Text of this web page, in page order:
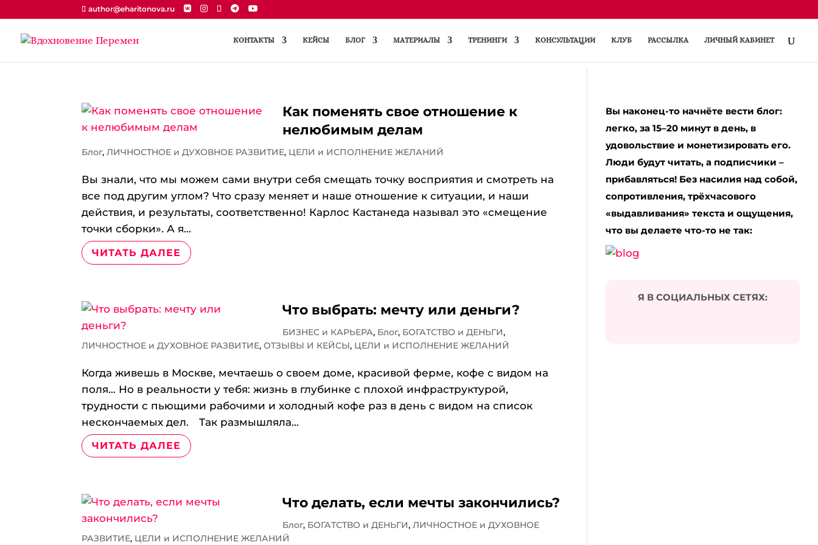
author@eharitonova.ru
КОНТАКТЫ КЕЙСЫ БЛОГ МАТЕРИАЛЫ ТРЕНИНГИ КОНСУЛЬТАЦИИ КЛУБ РАССЫЛКА ЛИЧНЫЙ КАБИНЕТ
Как поменять свое отношение к
нелюбимым делам
Блог,ЛИЧНОСТНОЕ и ДУХОВНОЕ РАЗВИТИЕ, ЦЕЛИ и ИСПОЛНЕНИЕ ЖЕЛАНИЙ
Вы знали, что мы можем сами внутри себя смещать точку восприятия и смотреть на
все под другим углом? Что сразу меняет и наше отношение к ситуации, и наши
действия, и результаты, соответственно! Карлос Кастанеда называл это «смещение
точки сборки». А я...
ЧИТАТЬ ДАЛЕЕ
Что выбрать: мечту или деньги?
БИЗНЕС и КАРЬЕРА, Блог, БОГАТСТВО и ДЕНЬГИ,
ЛИЧНОСТНОЕ и ДУХОВНОЕ РАЗВИТИЕ,ОТЗЫВЫ И КЕЙСЫ, ЦЕЛИ и ИСПОЛНЕНИЕ ЖЕЛАНИЙ
Когда живешь в Москве, мечтаешь о своем доме, красивой ферме, кофе с видом на
поля… Но в реальности у тебя: жизнь в глубинке с плохой инфраструктурой,
трудности с пьющими рабочими и холодный кофе раз в день с видом на список
нескончаемых дел.⠀ Так размышляла...
ЧИТАТЬ ДАЛЕЕ
Что делать, если мечты закончились?
Блог, БОГАТСТВО и ДЕНЬГИ,ЛИЧНОСТНОЕ и ДУХОВНОЕ
РАЗВИТИЕ, ЦЕЛИ и ИСПОЛНЕНИЕ ЖЕЛАНИЙ
Вы наконец-то начнёте вести блог:
легко, за 15–20 минут в день, в
удовольствие и монетизировать его.
Люди будут читать, а подписчики –
прибавляться! Без насилия над собой,
сопротивления, трёхчасового
«выдавливания» текста и ощущения,
что вы делаете что-то не так:
Я В СОЦИАЛЬНЫХ СЕТЯХ: